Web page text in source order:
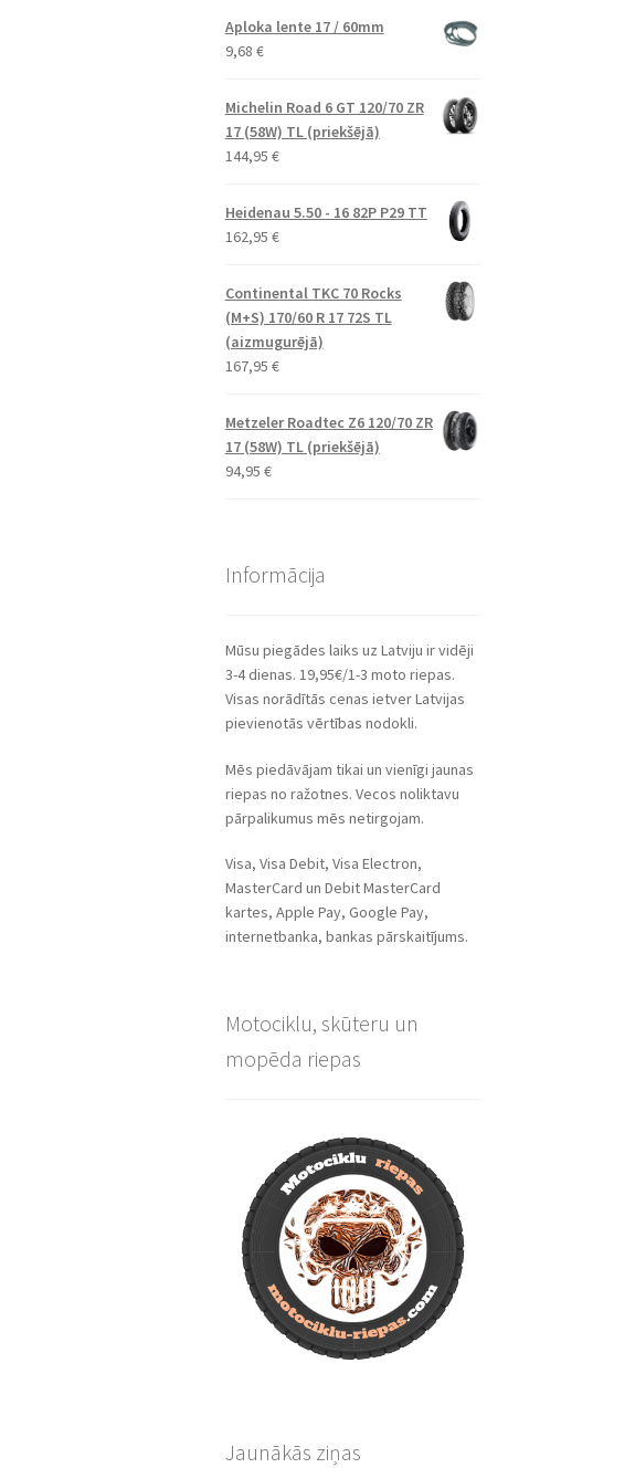
Aploka lente 17 / 60mm
9,68 €
Michelin Road 6 GT 120/70 ZR
17 (58W) TL (priekšējā)
144,95 €
Heidenau 5.50 - 16 82P P29 TT
162,95 €
Continental TKC 70 Rocks
(M+S) 170/60 R 17 72S TL
(aizmugurējā)
167,95 €
Metzeler Roadtec Z6 120/70 ZR
17 (58W) TL (priekšējā)
94,95 €
Informācija
Mūsu piegādes laiks uz Latviju ir vidēji
3-4 dienas. 19,95€/1-3 moto riepas.
Visas norādītās cenas ietver Latvijas
pievienotās vērtības nodokli.
Mēs piedāvājam tikai un vienīgi jaunas
riepas no ražotnes. Vecos noliktavu
pārpalikumus mēs netirgojam.
Visa, Visa Debit, Visa Electron,
MasterCard un Debit MasterCard
kartes, Apple Pay, Google Pay,
internetbanka, bankas pārskaitījums.
Motociklu, skūteru un
mopēda riepas
Jaunākās ziņas